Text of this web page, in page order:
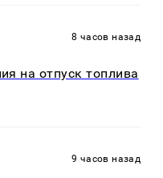
8 часов назад
на отпуск топлива
9 часов назад